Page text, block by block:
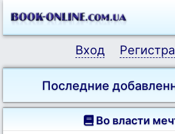
Вход
Последние
Во власти